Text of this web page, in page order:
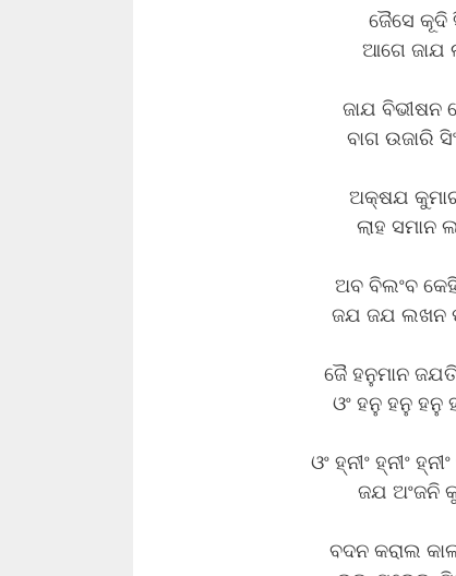
ଜୈସେ କୂଦି
ଆଗେ ଜାଯ
ଜାଯ ବିଭୀଷନ
ବାଗ ଉଜାରି
ଅକ୍ଷଯ କୁମାର
ଲାହ ସମାନ
ଅବ ବିଲଂବ
ଜଯ ଜଯ ଲଖନ
ଜୈ ହନୁମାନ
ଓଂ ହନୁ ହନୁ ହନୁ
ଓଂ ହ୍ନୀଂ ହ୍ନୀଂ
ଜଯ ଅଂଜନି
ବଦନ କରାଲ